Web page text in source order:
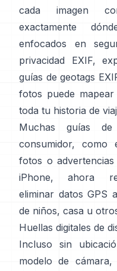
cada imagen
exactamente
enfocados en
privacidad EXIF,
guías de geotags
fotos puede
toda tu historia de
Muchas guías
consumidor, como
fotos o
iPhone, ahora
eliminar datos GPS
de niños, casa u
Huellas digitales de
Incluso sin
modelo de